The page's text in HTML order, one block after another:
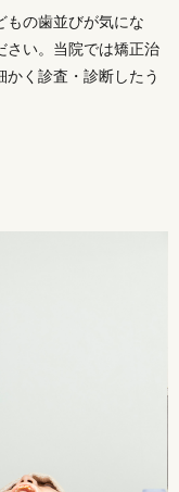
もの歯並びが気にな
さい。当院では矯正治
く診査・診断したう